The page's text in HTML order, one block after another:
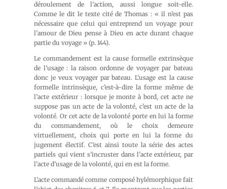
déroulement de l’action, aussi longue soit-elle.
Comme le dit le texte cité de Thomas : « il n’est pas
nécessaire que celui qui entreprend un voyage pour
l’amour de Dieu pense à Dieu en acte durant chaque
partie du voyage » (p. 144).
Le commandement est la cause formelle extrinsèque
de l’usage : la raison ordonne de voyager par bateau
donc je veux voyager par bateau. L’usage est la cause
formelle intrinsèque, c’est-à-dire la forme même de
l’acte extérieur : lorsque je monte à bord, cet acte ne
suppose pas un acte de la volonté, c’est un acte de la
volonté. Or cet acte de la volonté porte en lui la forme
du commandement, où le choix demeure
virtuellement, choix qui porte en lui la forme du
jugement électif. C’est ainsi toute la série des actes
partiels qui vient s’incruster dans l’acte extérieur, par
l’acte d’usage de la volonté, qui en est la forme.
L’acte commandé comme composé hylémorphique fait